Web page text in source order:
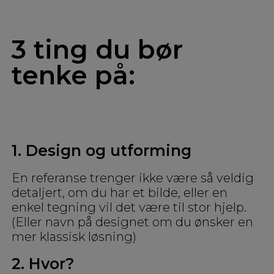
3 ting du bør
tenke på:
1. Design og utforming
En referanse trenger ikke være så veldig
detaljert, om du har et bilde, eller en
enkel tegning vil det være til stor hjelp.
(Eller navn på designet om du ønsker en
mer klassisk løsning)
2. Hvor?